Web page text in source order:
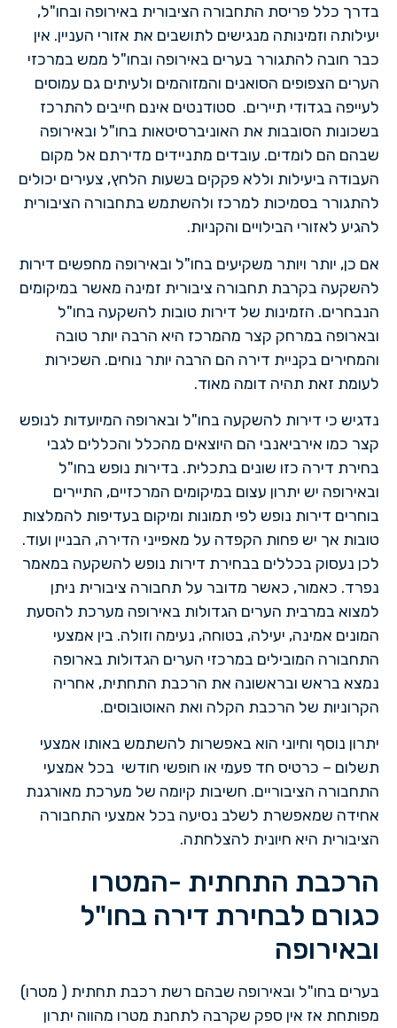
בדרך כלל פריסת התחבורה הציבורית באירופה ובחו"ל,
יעילותה וזמינותה מנגישים לתושבים את אזורי העניין. אין
כבר חובה להתגורר בערים באירופה ובחו"ל ממש במרכזי
הערים הצפופים הסואנים והמזוהמים ולעיתים גם עמוסים
לעייפה בגדודי תיירים. סטודנטים אינם חייבים להתרכז
בשכונות הסובבות את האוניברסיטאות בחו"ל ובאירופה
שבהם הם לומדים. עובדים מתניידים מדירתם אל מקום
העבודה ביעילות וללא פקקים בשעות הלחץ, צעירים יכולים
להתגורר בסמיכות למרכז ולהשתמש בתחבורה הציבורית
להגיע לאזורי הבילויים והקניות.
אם כן, יותר ויותר משקיעים בחו"ל ובאירופה מחפשים דירות
להשקעה בקרבת תחבורה ציבורית זמינה מאשר במיקומים
הנבחרים. הזמינות של דירות טובות להשקעה בחו"ל
ובארופה במרחק קצר מהמרכז היא הרבה יותר טובה
והמחירים בקניית דירה הם הרבה יותר נוחים. השכירות
לעומת זאת תהיה דומה מאוד.
נדגיש כי דירות להשקעה בחו"ל ובארופה המיועדות לנופש
קצר כמו אירביאנבי הם היוצאים מהכלל והכללים לגבי
בחירת דירה כזו שונים בתכלית. בדירות נופש בחו"ל
ובאירופה יש יתרון עצום במיקומים המרכזיים, התיירים
בוחרים דירות נופש לפי תמונות ומיקום בעדיפות להמלצות
טובות אך יש פחות הקפדה על מאפייני הדירה, הבניין ועוד.
לכן נעסוק בכללים בבחירת דירות נופש להשקעה במאמר
נפרד. כאמור, כאשר מדובר על תחבורה ציבורית ניתן
למצוא במרבית הערים הגדולות באירופה מערכת להסעת
המונים אמינה, יעילה, בטוחה, נעימה וזולה. בין אמצעי
התחבורה המובילים במרכזי הערים הגדולות בארופה
נמצא בראש ובראשונה את הרכבת התחתית, אחריה
הקרוניות של הרכבת הקלה ואת האוטובוסים.
יתרון נוסף וחיוני הוא באפשרות להשתמש באותו אמצעי
תשלום – כרטיס חד פעמי או חופשי חודשי בכל אמצעי
התחבורה הציבוריים. חשיבות קיומה של מערכת מאורגנת
אחידה שמאפשרת לשלב נסיעה בכל אמצעי התחבורה
הציבורית היא חיונית להצלחתה.
הרכבת התחתית -המטרו
כגורם לבחירת דירה בחו"ל
ובאירופה
בערים בחו"ל ובאירופה שבהם רשת רכבת תחתית ( מטרו)
מפותחת אז אין ספק שקרבה לתחנת מטרו מהווה יתרון